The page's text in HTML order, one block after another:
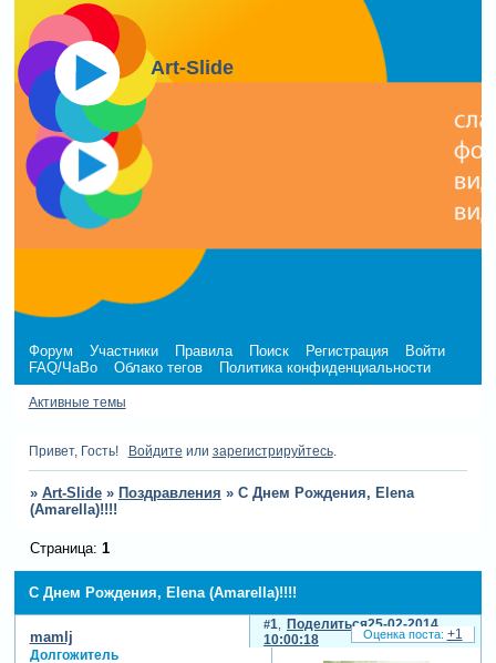
Art-Slide
Форум Участники Правила Поиск Регистрация
Войти
FAQ/ЧаВо
Облако тегов Политика конфиденциальности
Активные темы
Привет, Гость! Войдите или зарегистрируйтесь.
» Art-Slide » Поздравления » С Днем Рождения, Elena
(Amarella)!!!!
С Днем Рождения, Elena (Amarella)!!!!
Страница: 1
Поделиться
1
25-02-2014
10:00:18
mamlj
Долгожитель
+1